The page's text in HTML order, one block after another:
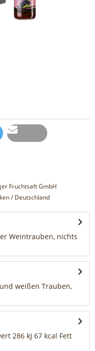
Fruchtsaft GmbH
/ Deutschland
Weintrauben, nichts
weißen Trauben,
286 kJ 67 kcal Fett